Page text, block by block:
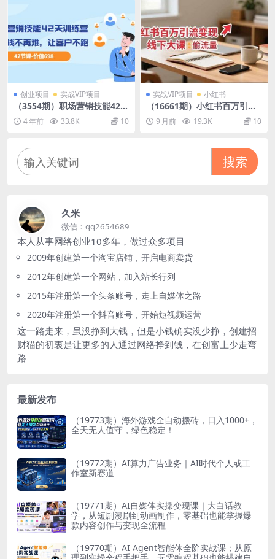
创业项目 实战VIP项目
（3554期）职场营销技能42天
训练营，让赚钱不再难，让客
户不跑，业绩翻翻
4 年前 33.8K 10
实战VIP项目 小红书
（16661期）小红书百万引流
变现-11月线下大课：分享从0
到百万引流路径，手把手教偷
9 月前 19.3K 10
搜索
久米
微信：qq2654689
本人从事网络创业10多年，做过众多项目
2009年创建第一个淘宝店铺，开启电商卖货
2012年创建第一个网站，加入站长行列
2015年注册第一个头条账号，走上自媒体之路
2020年注册第一个抖音账号，开始短视频运营
这一路走来，虽没挣到大钱，但是小钱确实没少挣，创建招
财猫的初衷是让更多的人通过网络挣到钱，在创富上少走弯
路
最新发布
（19773期）海外游戏全自动搬砖，日入1000+，
全天无人值守，绿色稳定！
（19772期）AI算力广告业务｜AI时代个人或工
作室新赛道
（19771期）AI自媒体实操变现课｜大白话教
学，从短剧漫剧到动画制作，零基础也能掌握爆
款内容创作与变现全流程
（19770期）AI Agent智能体全阶实战课；从原